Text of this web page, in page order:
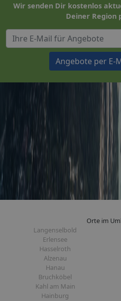
Wir senden Dir kostenlos
Deiner Region
Angebote per E-
Orte im
Langenselbold
Erlensee
Hasselroth
Alzenau
Hanau
Bruchköbel
Kahl am Main
Hainburg